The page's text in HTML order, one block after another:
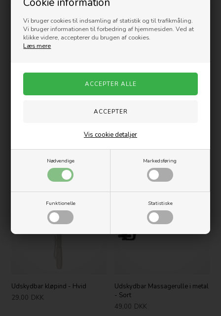
Vi bruger cookies til indsamling af statistik og til trafikmåling.
Vi bruger informationen til forbedring af hjemmesiden. Ved at
klikke videre, accepterer du brugen af cookies.
Læs mere
Nødvendige Markedsføring
Funktionelle Statistiske
Vis cookie detaljer
199,00 DKK
99,00 DKK
DKK
Udskydbar kløpind - Hvid
29,00 DKK
Udskydbar Massagerulle i metal
- Sort
49,00 DKK